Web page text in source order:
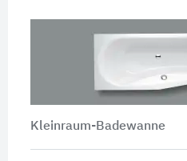
Kleinraum-Badewanne